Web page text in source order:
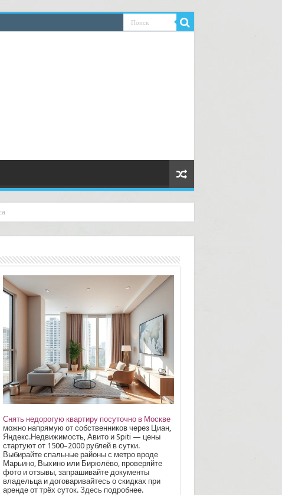
Снять недорогую квартиру посуточно в Москве
можно напрямую от собственников через Циан,
Яндекс.Недвижимость, Авито и Spiti — цены
стартуют от 1500–2000 рублей в сутки.
Выбирайте спальные районы с метро вроде
Марьино, Выхино или Бирюлёво, проверяйте
фото и отзывы, запрашивайте документы
владельца и договаривайтесь о скидках при
аренде от трёх суток. Здесьподробнее.